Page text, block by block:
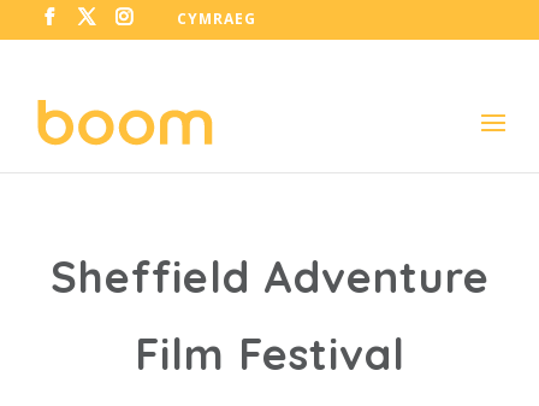
CYMRAEG
Sheffield Adventure
Film Festival